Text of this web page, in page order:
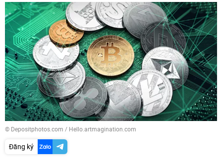
© Depositphotos.com / Hello.artmagination.com
Đăng ký